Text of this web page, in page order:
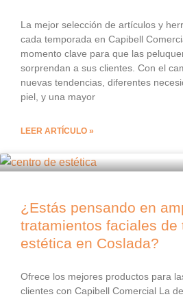
La mejor selección de artículos y
cada temporada en Capibell
momento clave para que las
sorprendan a sus clientes. Con el
nuevas tendencias, diferentes
piel, y una mayor
LEER ARTÍCULO »
¿Estás pensando en
tratamientos faciales de
estética en Coslada?
Ofrece los mejores productos para
clientes con Capibell Comercial La